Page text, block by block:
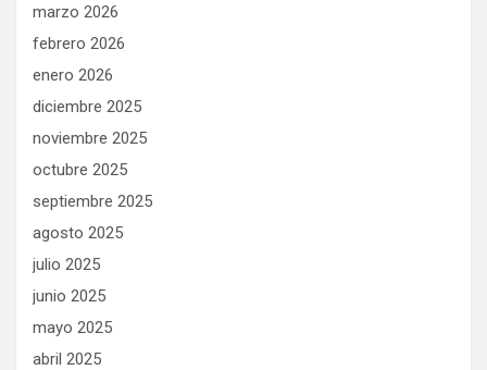
marzo 2026
febrero 2026
enero 2026
diciembre 2025
noviembre 2025
octubre 2025
septiembre 2025
agosto 2025
julio 2025
junio 2025
mayo 2025
abril 2025